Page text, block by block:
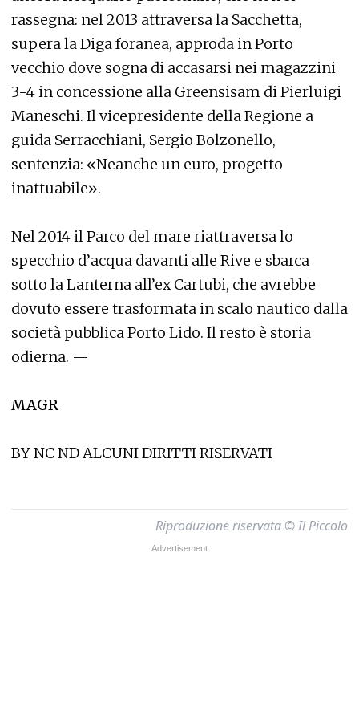
rassegna: nel 2013 attraversa la Sacchetta,
supera la Diga foranea, approda in Porto
vecchio dove sogna di accasarsi nei magazzini
3-4 in concessione alla Greensisam di Pierluigi
Maneschi. Il vicepresidente della Regione a
guida Serracchiani, Sergio Bolzonello,
sentenzia: «Neanche un euro, progetto
inattuabile».
Nel 2014 il Parco del mare riattraversa lo
specchio d’acqua davanti alle Rive e sbarca
sotto la Lanterna all’ex Cartubi, che avrebbe
dovuto essere trasformata in scalo nautico dalla
società pubblica Porto Lido. Il resto è storia
odierna. —
MAGR
BY NC ND ALCUNI DIRITTI RISERVATI
Riproduzione riservata © Il Piccolo